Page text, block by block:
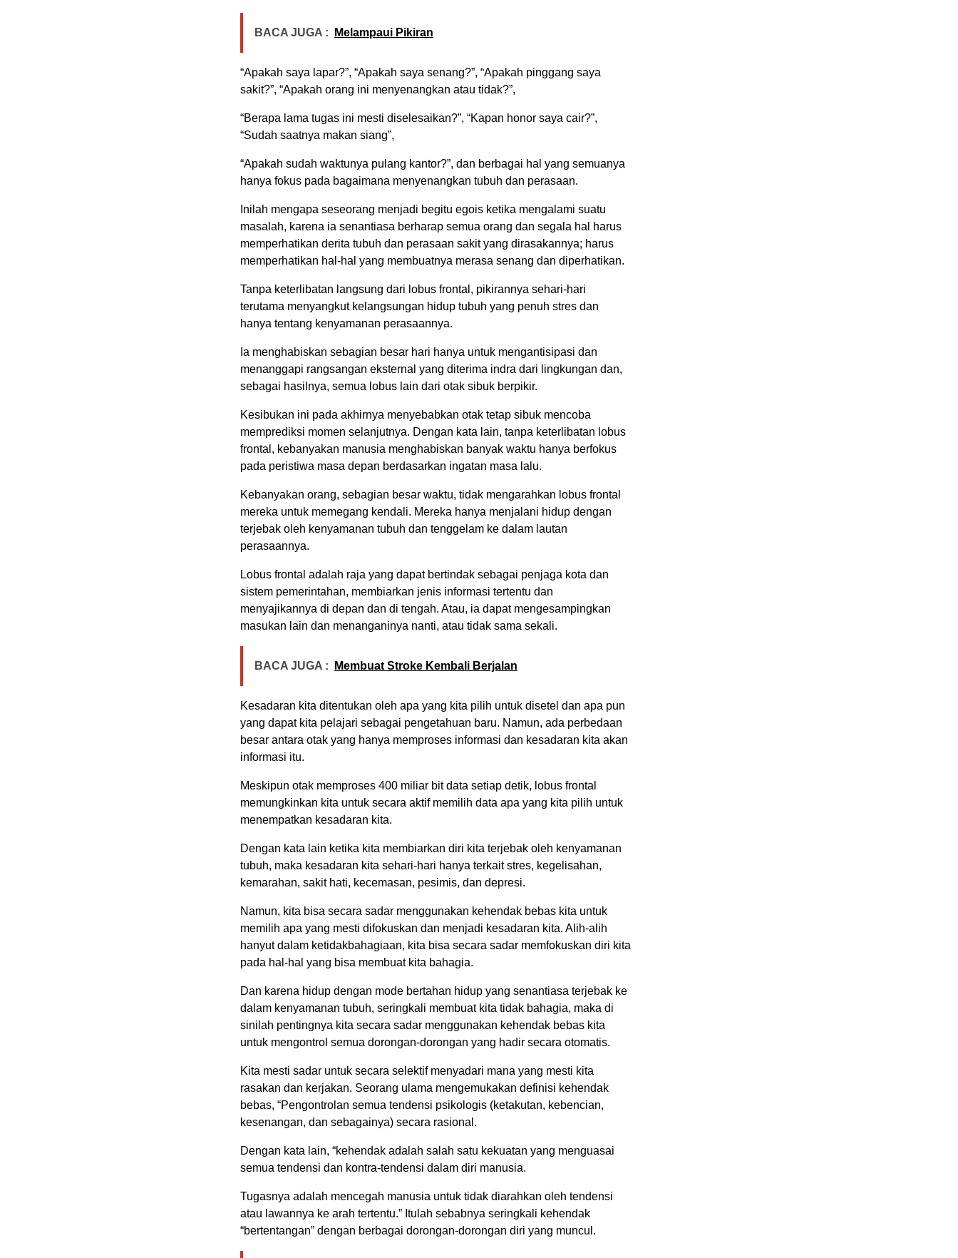
BACA JUGA : Melampaui Pikiran
“Apakah saya lapar?”, “Apakah saya senang?”, “Apakah pinggang saya
sakit?”, “Apakah orang ini menyenangkan atau tidak?”,
“Berapa lama tugas ini mesti diselesaikan?”, “Kapan honor saya cair?”,
“Sudah saatnya makan siang”,
“Apakah sudah waktunya pulang kantor?”, dan berbagai hal yang semuanya
hanya fokus pada bagaimana menyenangkan tubuh dan perasaan.
Inilah mengapa seseorang menjadi begitu egois ketika mengalami suatu
masalah, karena ia senantiasa berharap semua orang dan segala hal harus
memperhatikan derita tubuh dan perasaan sakit yang dirasakannya; harus
memperhatikan hal-hal yang membuatnya merasa senang dan diperhatikan.
Tanpa keterlibatan langsung dari lobus frontal, pikirannya sehari-hari
terutama menyangkut kelangsungan hidup tubuh yang penuh stres dan
hanya tentang kenyamanan perasaannya.
Ia menghabiskan sebagian besar hari hanya untuk mengantisipasi dan
menanggapi rangsangan eksternal yang diterima indra dari lingkungan dan,
sebagai hasilnya, semua lobus lain dari otak sibuk berpikir.
Kesibukan ini pada akhirnya menyebabkan otak tetap sibuk mencoba
memprediksi momen selanjutnya. Dengan kata lain, tanpa keterlibatan lobus
frontal, kebanyakan manusia menghabiskan banyak waktu hanya berfokus
pada peristiwa masa depan berdasarkan ingatan masa lalu.
Kebanyakan orang, sebagian besar waktu, tidak mengarahkan lobus frontal
mereka untuk memegang kendali. Mereka hanya menjalani hidup dengan
terjebak oleh kenyamanan tubuh dan tenggelam ke dalam lautan
perasaannya.
Lobus frontal adalah raja yang dapat bertindak sebagai penjaga kota dan
sistem pemerintahan, membiarkan jenis informasi tertentu dan
menyajikannya di depan dan di tengah. Atau, ia dapat mengesampingkan
masukan lain dan menanganinya nanti, atau tidak sama sekali.
BACA JUGA : Membuat Stroke Kembali Berjalan
Kesadaran kita ditentukan oleh apa yang kita pilih untuk disetel dan apa pun
yang dapat kita pelajari sebagai pengetahuan baru. Namun, ada perbedaan
besar antara otak yang hanya memproses informasi dan kesadaran kita akan
informasi itu.
Meskipun otak memproses 400 miliar bit data setiap detik, lobus frontal
memungkinkan kita untuk secara aktif memilih data apa yang kita pilih untuk
menempatkan kesadaran kita.
Dengan kata lain ketika kita membiarkan diri kita terjebak oleh kenyamanan
tubuh, maka kesadaran kita sehari-hari hanya terkait stres, kegelisahan,
kemarahan, sakit hati, kecemasan, pesimis, dan depresi.
Namun, kita bisa secara sadar menggunakan kehendak bebas kita untuk
memilih apa yang mesti difokuskan dan menjadi kesadaran kita. Alih-alih
hanyut dalam ketidakbahagiaan, kita bisa secara sadar memfokuskan diri kita
pada hal-hal yang bisa membuat kita bahagia.
Dan karena hidup dengan mode bertahan hidup yang senantiasa terjebak ke
dalam kenyamanan tubuh, seringkali membuat kita tidak bahagia, maka di
sinilah pentingnya kita secara sadar menggunakan kehendak bebas kita
untuk mengontrol semua dorongan-dorongan yang hadir secara otomatis.
Kita mesti sadar untuk secara selektif menyadari mana yang mesti kita
rasakan dan kerjakan. Seorang ulama mengemukakan definisi kehendak
bebas, “Pengontrolan semua tendensi psikologis (ketakutan, kebencian,
kesenangan, dan sebagainya) secara rasional.
Dengan kata lain, “kehendak adalah salah satu kekuatan yang menguasai
semua tendensi dan kontra-tendensi dalam diri manusia.
Tugasnya adalah mencegah manusia untuk tidak diarahkan oleh tendensi
atau lawannya ke arah tertentu.” Itulah sebabnya seringkali kehendak
“bertentangan” dengan berbagai dorongan-dorongan diri yang muncul.